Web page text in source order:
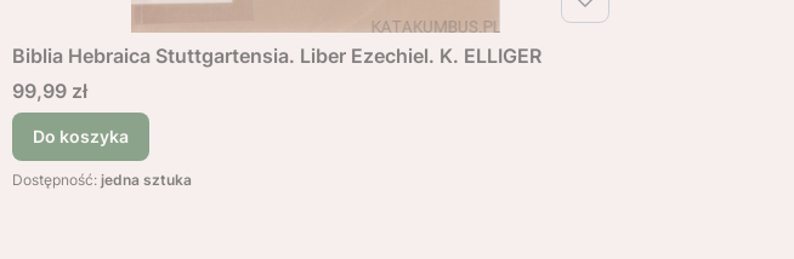
Biblia Hebraica Stuttgartensia. Liber Ezechiel. K. ELLIGER
Cena
99,99 zł
Do koszyka
Dostępność: jedna sztuka